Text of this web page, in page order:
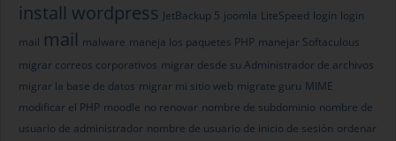
install wordpress JetBackup 5 joomla LiteSpeed login login
mail mail malware maneja los paquetes PHP manejar Softaculous
migrar correos corporativos migrar desde su Administrador de archivos
migrar la base de datos migrar mi sitio web migrate guru MIME
modificar el PHP moodle no renovar nombre de subdominio nombre de
usuario de administrador nombre de usuario de inicio de sesión ordenar